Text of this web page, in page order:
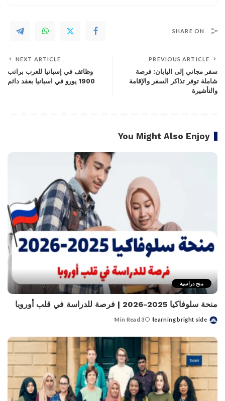
SHARE ON
PREVIOUS ARTICLE
سفر مجاني إلى اليابان: فرصة
شاملة توفر تذاكر السفر والإقامة
والتأشيرة
NEXT ARTICLE
وظائف في إسبانيا للعرب براتب
1900 يورو في اسبانيا بعقد دائم
You Might Also Enjoy
منح دراسية
منحة سلوفاكيا 2025-2026 | فرصة للدراسة في قلب أوروبا
Posted
learning bright side
3 Min Read